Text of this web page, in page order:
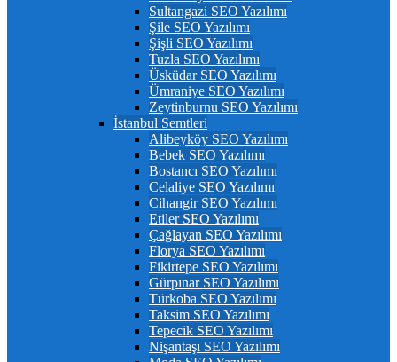
Sultangazi SEO Yazılımı
Şile SEO Yazılımı
Şişli SEO Yazılımı
Tuzla SEO Yazılımı
Üsküdar SEO Yazılımı
Ümraniye SEO Yazılımı
Zeytinburnu SEO Yazılımı
İstanbul Semtleri
Alibeyköy SEO Yazılımı
Bebek SEO Yazılımı
Bostancı SEO Yazılımı
Celaliye SEO Yazılımı
Cihangir SEO Yazılımı
Etiler SEO Yazılımı
Çağlayan SEO Yazılımı
Florya SEO Yazılımı
Fikirtepe SEO Yazılımı
Gürpınar SEO Yazılımı
Türkoba SEO Yazılımı
Taksim SEO Yazılımı
Tepecik SEO Yazılımı
Nişantaşı SEO Yazılımı